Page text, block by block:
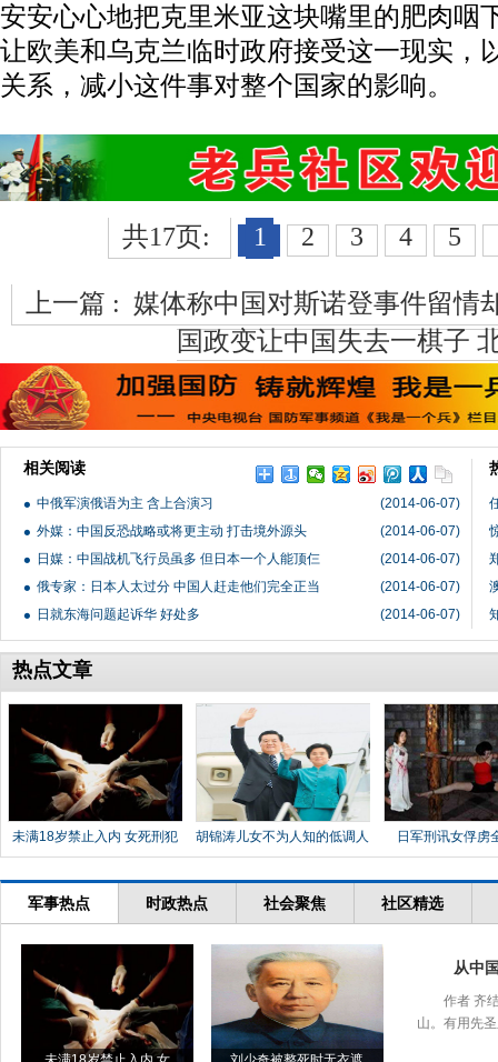
安安心心地把克里米亚这块嘴里的肥肉咽
让欧美和乌克兰临时政府接受这一现实，
关系，减小这件事对整个国家的影响。
共17页: 1 2 3 4 5
上一篇 : 媒体称中国对斯诺登事件留情
国政变让中国失去一棋子
相关阅读
(2014-06-07)
中俄军演俄语为主 含上合演习
(2014-06-07)
外媒：中国反恐战略或将更主动 打击境外源头
(2014-06-07)
日媒：中国战机飞行员虽多 但日本一个人能顶仨
(2014-06-07)
俄专家：日本人太过分 中国人赶走他们完全正当
(2014-06-07)
日就东海问题起诉华 好处多
热点文章
未满18岁禁止入内 女死刑犯 胡锦涛儿女不为人知的低调人 日军刑讯女俘虏